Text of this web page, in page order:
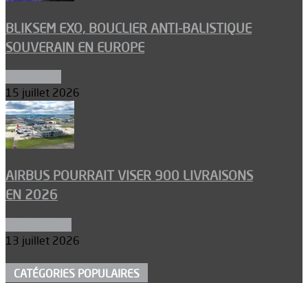
BLIKSEM EXO, BOUCLIER ANTI-BALISTIQUE
SOUVERAIN EN EUROPE
15 juillet 2026
AIRBUS POURRAIT VISER 900 LIVRAISONS
EN 2026
13 juillet 2026
CATÉGORIES POPULAIRES